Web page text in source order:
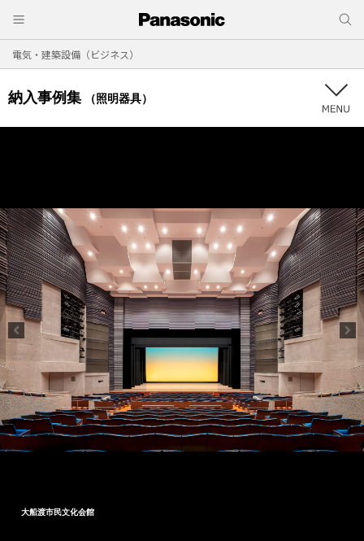
電気・建築設備（ビジネス）
納入事例集 （照明器具）
大船渡市民文化会館